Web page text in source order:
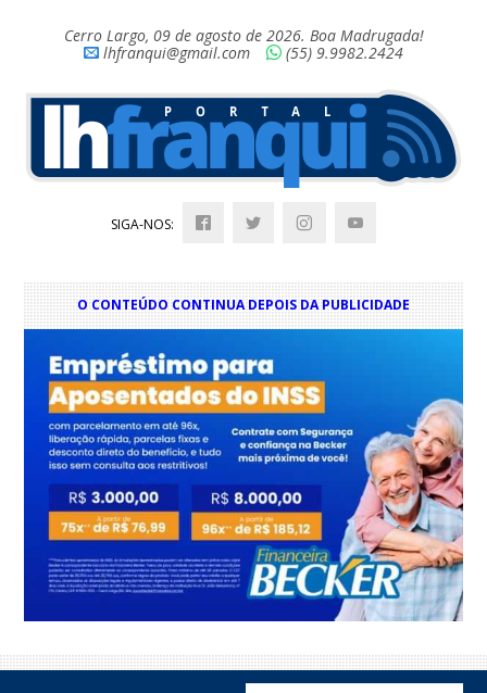
Cerro Largo, 09 de agosto de 2026. Boa Madrugada!
lhfranqui@gmail.com
(55) 9.9982.2424
SIGA-NOS:
O CONTEÚDO CONTINUA DEPOIS DA PUBLICIDADE